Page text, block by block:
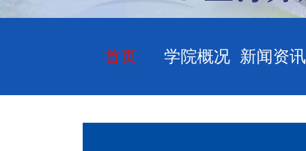
首页 学院概况 新闻资讯